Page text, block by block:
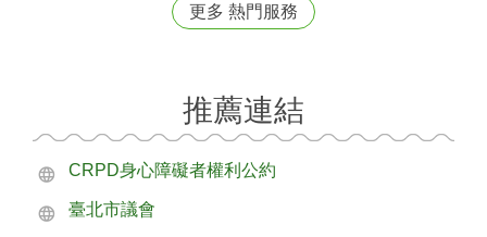
更多 熱門服務
推薦連結
CRPD身心障礙者權利公約
臺北市議會